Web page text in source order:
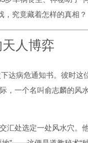
，究竟藏着怎样的真相？
人博弈
达病危通知书。彼时这
，一个名叫俞志麟的风
汇处选定一处风水穴。